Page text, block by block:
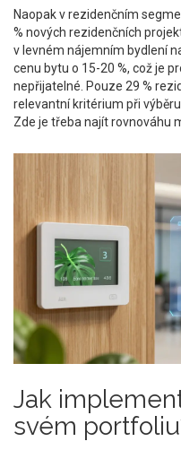
Naopak v rezidenčním
% nových rezidenčních
v levném nájemním bydlení
cenu bytu o 15-20 %, což je
nepřijatelné. Pouze 29 %
relevantní kritérium při
Zde je třeba najít rovnováhu
Jak
svém